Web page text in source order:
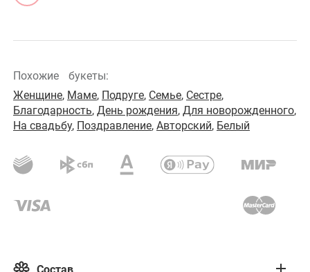
Похожие букеты:
Женщине, Маме, Подруге, Семье, Сестре,
Благодарность, День рождения, Для новорожденного,
На свадьбу, Поздравление, Авторский, Белый